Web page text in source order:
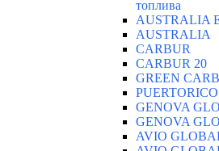
топлива
AUSTRALIA
AUSTRALIA
CARBUR
CARBUR 20
GREEN
PUERTORICO
GENOVA
GENOVA
AVIO